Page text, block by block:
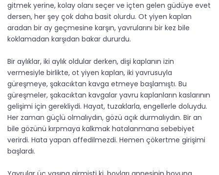
gitmek yerine, kolay olanı seçer ve içten gelen güdüye evet
dersen, her şey çok daha basit olurdu. Ot yiyen kaplan
aradan bir ay geçmesine karşın, yavrularını bir kez bile
koklamadan karşıdan bakar dururdu.
Bir aylıklar, iki aylık oldular derken, dişi kaplanın izin
vermesiyle birlikte, ot yiyen kaplan, iki yavrusuyla
güreşmeye, şakacıktan kavga etmeye başlamıştı. Bu
güreşmeler, şakacıktan kavgalar yavru kaplanların kaslarının
gelişimi için gerekliydi. Hayat, tuzaklarla, engellerle doluydu.
Her zaman güçlü olmalıydın, gözü açık durmalıydın. Bir an
bile gözünü kırpmaya kalkmak hatalanmana sebebiyet
verirdi. Hata yapan affedilmezdi. Hemen çökertme girişimi
başlardı.